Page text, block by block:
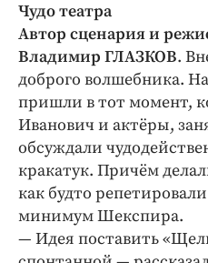
Чудо театра
Автор сценария и
Владимир ГЛАЗКОВ.
доброго волшебника.
пришли в тот момент,
Иванович и актёры,
обсуждали
кракатук. Причём
как будто репетировали
минимум Шекспира.
— Идея поставить